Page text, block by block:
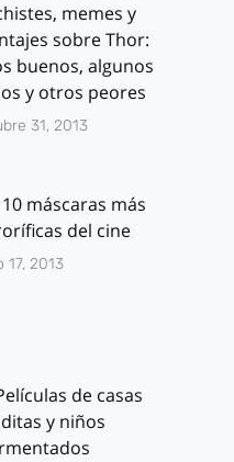
memes y
sobre Thor:
buenos, algunos
y otros peores
31, 2013
10 máscaras más
del cine
17, 2013
de casas
y niños